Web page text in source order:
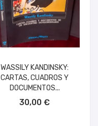
WASSILY KANDINSKY:
CARTAS, CUADROS Y
DOCUMENTOS...
30,00 €